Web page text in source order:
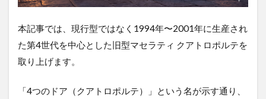
本記事では、現行型ではなく1994年〜2001年に生産され
た第4世代を中心とした旧型マセラティ クアトロポルテを
取り上げます。
「4つのドア（クアトロポルテ）」という名が示す通り、